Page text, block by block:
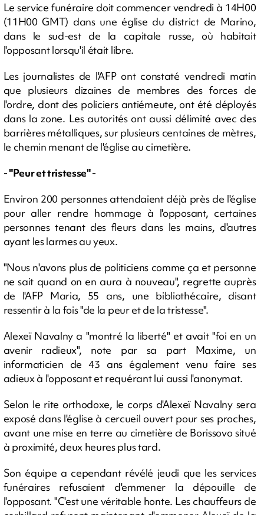
Le service funéraire doit commencer vendredi à 14H00
(11H00 GMT) dans une église du district de Marino,
dans le sud-est de la capitale russe, où habitait
l'opposant lorsqu'il était libre.
Les journalistes de l'AFP ont constaté vendredi matin
que plusieurs dizaines de membres des forces de
l'ordre, dont des policiers antiémeute, ont été déployés
dans la zone. Les autorités ont aussi délimité avec des
barrières métalliques, sur plusieurs centaines de mètres,
le chemin menant de l'église au cimetière.
- "Peur et tristesse" -
Environ 200 personnes attendaient déjà près de l'église
pour aller rendre hommage à l'opposant, certaines
personnes tenant des fleurs dans les mains, d'autres
ayant les larmes au yeux.
"Nous n'avons plus de politiciens comme ça et personne
ne sait quand on en aura à nouveau", regrette auprès
de l'AFP Maria, 55 ans, une bibliothécaire, disant
ressentir à la fois "de la peur et de la tristesse".
Alexeï Navalny a "montré la liberté" et avait "foi en un
avenir radieux", note par sa part Maxime, un
informaticien de 43 ans également venu faire ses
adieux à l'opposant et requérant lui aussi l'anonymat.
Selon le rite orthodoxe, le corps d'Alexeï Navalny sera
exposé dans l'église à cercueil ouvert pour ses proches,
avant une mise en terre au cimetière de Borissovo situé
à proximité, deux heures plus tard.
Son équipe a cependant révélé jeudi que les services
funéraires refusaient d'emmener la dépouille de
l'opposant. "C'est une véritable honte. Les chauffeurs de